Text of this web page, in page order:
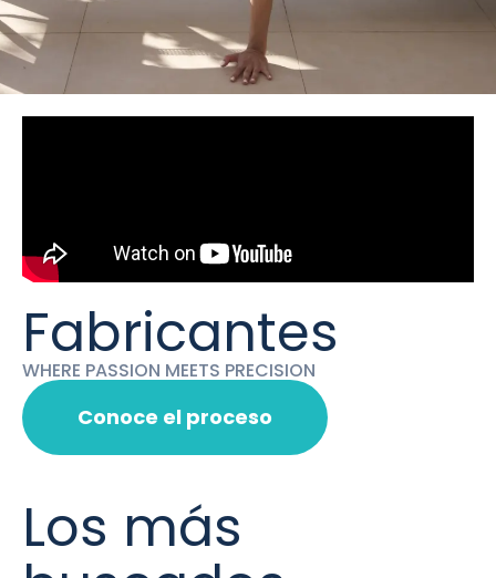
Fabricantes
WHERE PASSION MEETS PRECISION
Conoce el proceso
Los más